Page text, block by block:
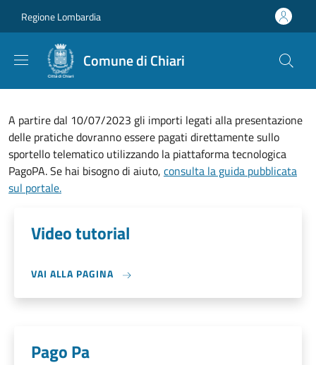
Regione Lombardia
Comune di Chiari
A partire dal 10/07/2023 gli importi legati alla presentazione
delle pratiche dovranno essere pagati direttamente sullo
sportello telematico utilizzando la piattaforma tecnologica
PagoPA. Se hai bisogno di aiuto, consulta la guida pubblicata
sul portale.
Video tutorial
VAI ALLA PAGINA
Pago Pa